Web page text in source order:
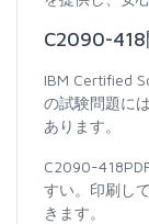
C2090-
IBM Certified
の試験問題に
あります。
C2090-
すい。印刷し
きます。